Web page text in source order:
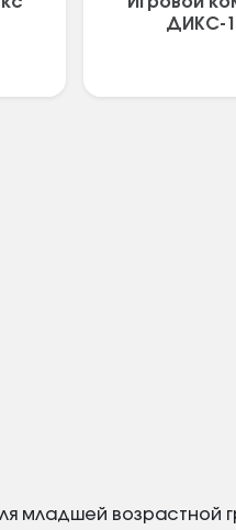
ДИКС-
младшей возрастной